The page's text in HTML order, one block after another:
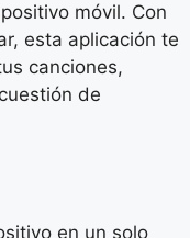
móvil. Con
esta aplicación te
canciones,
de
en un solo